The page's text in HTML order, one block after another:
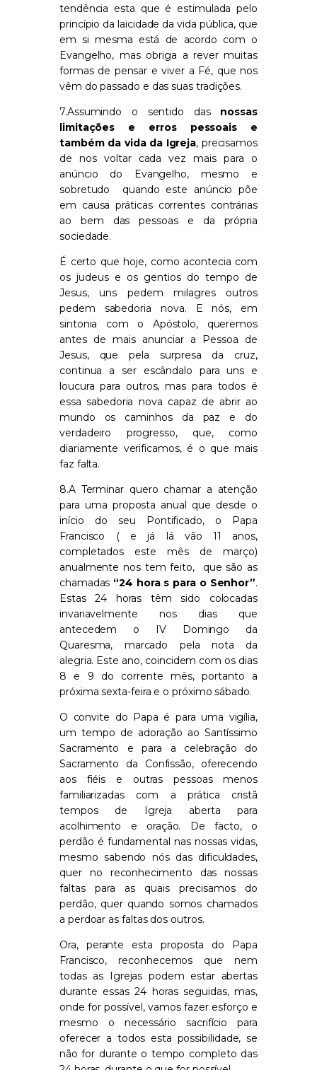
tendência esta que é estimulada pelo
princípio da laicidade da vida pública, que
em si mesma está de acordo com o
Evangelho, mas obriga a rever muitas
formas de pensar e viver a Fé, que nos
vêm do passado e das suas tradições.
7.Assumindo o sentido das nossas
limitações e erros pessoais e
também da vida da Igreja, precisamos
de nos voltar cada vez mais para o
anúncio do Evangelho, mesmo e
sobretudo quando este anúncio põe
em causa práticas correntes contrárias
ao bem das pessoas e da própria
sociedade.
É certo que hoje, como acontecia com
os judeus e os gentios do tempo de
Jesus, uns pedem milagres outros
pedem sabedoria nova. E nós, em
sintonia com o Apóstolo, queremos
antes de mais anunciar a Pessoa de
Jesus, que pela surpresa da cruz,
continua a ser escândalo para uns e
loucura para outros, mas para todos é
essa sabedoria nova capaz de abrir ao
mundo os caminhos da paz e do
verdadeiro progresso, que, como
diariamente verificamos, é o que mais
faz falta.
8.A Terminar quero chamar a atenção
para uma proposta anual que desde o
início do seu Pontificado, o Papa
Francisco ( e já lá vão 11 anos,
completados este mês de março)
anualmente nos tem feito, que são as
chamadas “24 hora s para o Senhor”.
Estas 24 horas têm sido colocadas
invariavelmente nos dias que
antecedem o IV Domingo da
Quaresma, marcado pela nota da
alegria. Este ano, coincidem com os dias
8 e 9 do corrente mês, portanto a
próxima sexta-feira e o próximo sábado.
O convite do Papa é para uma vigília,
um tempo de adoração ao Santíssimo
Sacramento e para a celebração do
Sacramento da Confissão, oferecendo
aos fiéis e outras pessoas menos
familiarizadas com a prática cristã
tempos de Igreja aberta para
acolhimento e oração. De facto, o
perdão é fundamental nas nossas vidas,
mesmo sabendo nós das dificuldades,
quer no reconhecimento das nossas
faltas para as quais precisamos do
perdão, quer quando somos chamados
a perdoar as faltas dos outros.
Ora, perante esta proposta do Papa
Francisco, reconhecemos que nem
todas as Igrejas podem estar abertas
durante essas 24 horas seguidas, mas,
onde for possível, vamos fazer esforço e
mesmo o necessário sacrifício para
oferecer a todos esta possibilidade, se
não for durante o tempo completo das